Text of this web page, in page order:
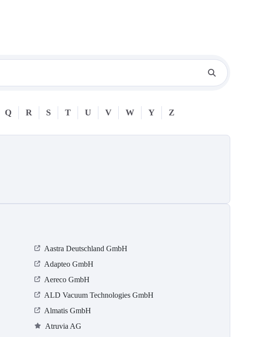
Q R S T U V W Y Z
Aastra Deutschland GmbH
Adapteo GmbH
Aereco GmbH
ALD Vacuum Technologies GmbH
Almatis GmbH
Atruvia AG